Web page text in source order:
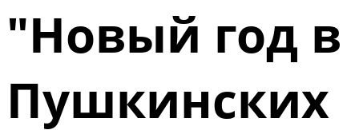
"Новый год в
Пушкинских